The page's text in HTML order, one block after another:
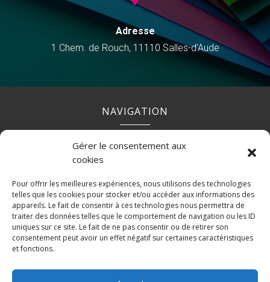
Gérer le consentement aux
cookies
Pour offrir les meilleures expériences, nous utilisons des technologies
telles que les cookies pour stocker et/ou accéder aux informations des
appareils. Le fait de consentir à ces technologies nous permettra de
traiter des données telles que le comportement de navigation ou les ID
uniques sur ce site. Le fait de ne pas consentir ou de retirer son
consentement peut avoir un effet négatif sur certaines caractéristiques
et fonctions.
Adresse
1 Chem. de Rouch, 11110 Salles-d’Aude
NAVIGATION
Contact Mentions légales
RÉALISATION